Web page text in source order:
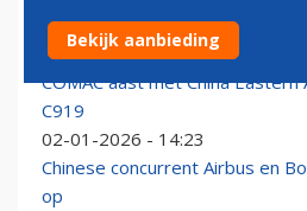
Trump: China koopt 200
14-05-2026 - 19:00
COMAC aast met China
C919
02-01-2026 - 14:23
Chinese concurrent Airbus en
op
Bekijk aanbieding